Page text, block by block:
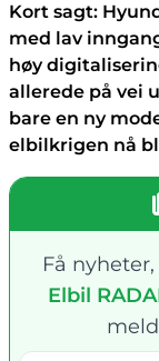
Kort sagt:
med lav
høy
allerede på vei
bare en ny
elbilkrigen nå
Få
Elbil